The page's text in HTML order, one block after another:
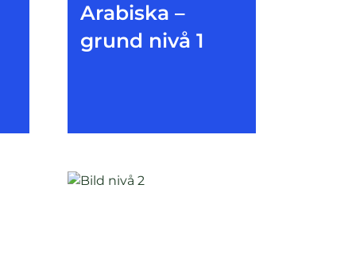
Arabiska –
grund nivå 1